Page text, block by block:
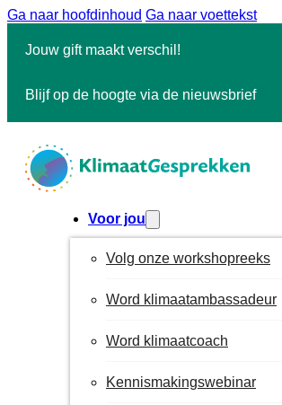
Ga naar hoofdinhoud Ga naar voettekst
Jouw gift maakt verschil!
Blijf op de hoogte via de nieuwsbrief
Voor jou
Volg onze workshopreeks
Word klimaatambassadeur
Word klimaatcoach
Kennismakingswebinar